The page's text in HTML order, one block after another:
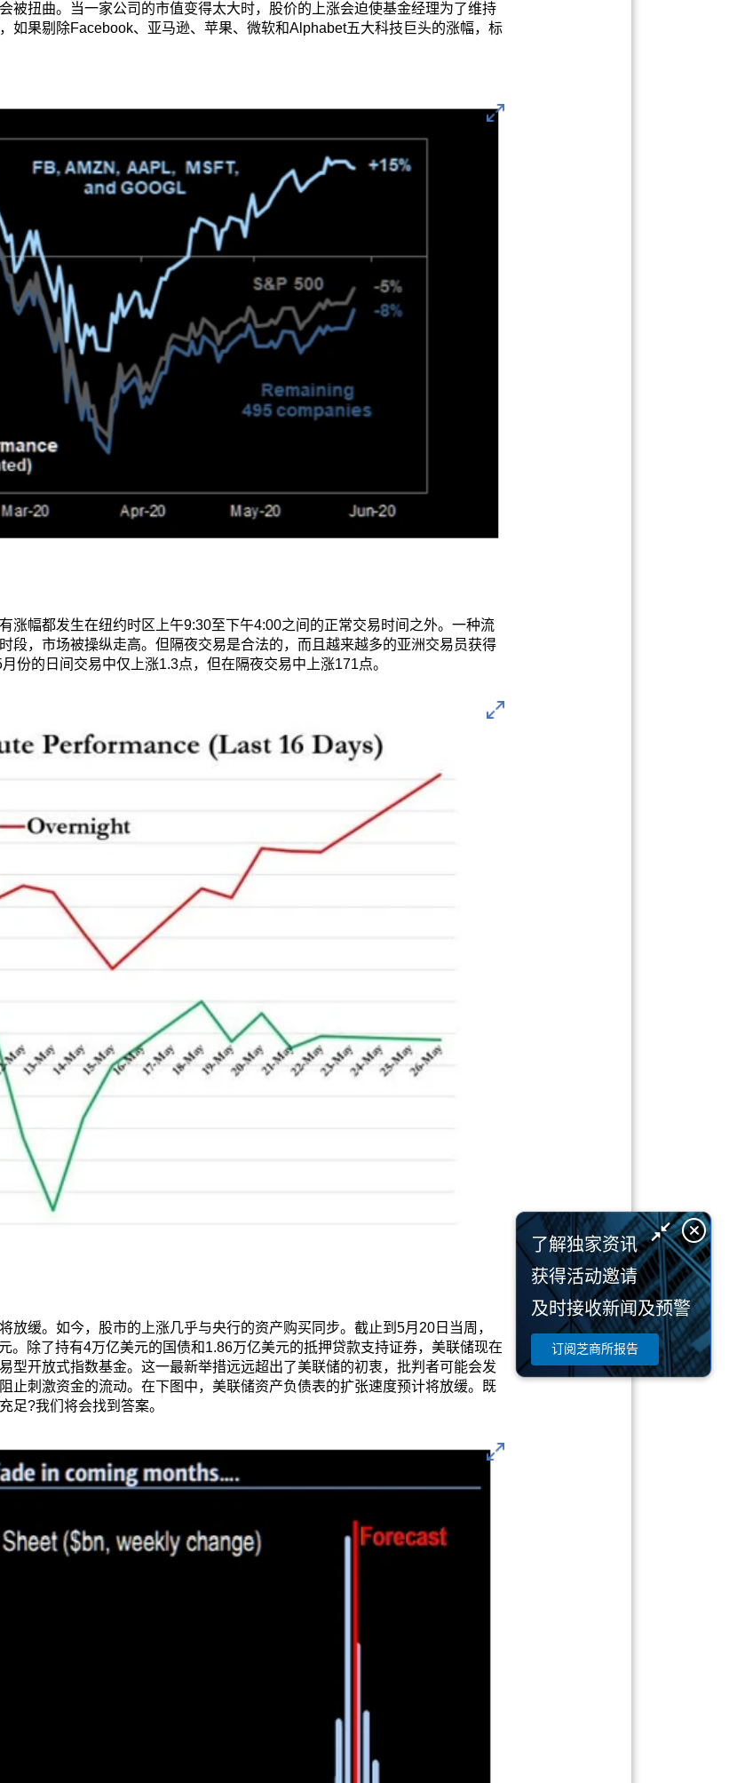
被扭曲。当一家公司的市值变得太大时，股价的上涨会迫使基金经理为了维持
如果剔除Facebook、亚马逊、苹果、微软和Alphabet五大科技巨头的涨幅，标
涨幅都发生在纽约时区上午9:30至下午4:00之间的正常交易时间之外。一种流
段，市场被操纵走高。但隔夜交易是合法的，而且越来越多的亚洲交易员获得
份的日间交易中仅上涨1.3点，但在隔夜交易中上涨171点。
放缓。如今，股市的上涨几乎与央行的资产购买同步。截止到5月20日当周，
。除了持有4万亿美元的国债和1.86万亿美元的抵押贷款支持证券，美联储现在
型开放式指数基金。这一最新举措远远超出了美联储的初衷，批判者可能会发
止刺激资金的流动。在下图中，美联储资产负债表的扩张速度预计将放缓。既
足?我们将会找到答案。
了解独家资讯
获得活动邀请
及时接收新闻及预警
订阅芝商所报告